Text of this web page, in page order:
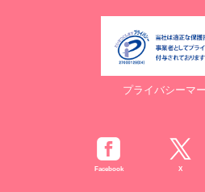
プライバシーマ
Facebook X